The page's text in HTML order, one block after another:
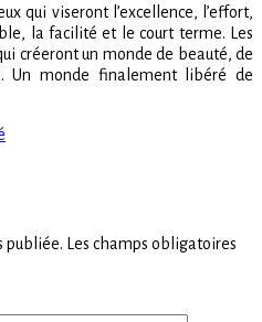
qui viseront l’excellence, l’effort,
la facilité et le court terme. Les
créeront un monde de beauté, de
Un monde finalement libéré de
publiée. Les champs obligatoires